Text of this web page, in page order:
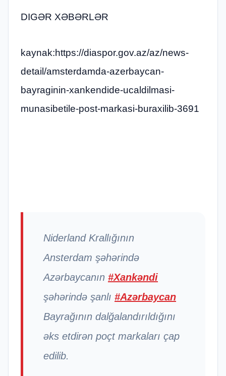
DIGƏR XƏBƏRLƏR
kaynak:https://diaspor.gov.az/az/news-
detail/amsterdamda-azerbaycan-
bayraginin-xankendide-ucaldilmasi-
munasibetile-post-markasi-buraxilib-3691
Niderland Krallığının
Ansterdam şəhərində
Azərbaycanın #Xankəndi
şəhərində şanlı #Azərbaycan
Bayrağının dalğalandırıldığını
əks etdirən poçt markaları çap
edilib.